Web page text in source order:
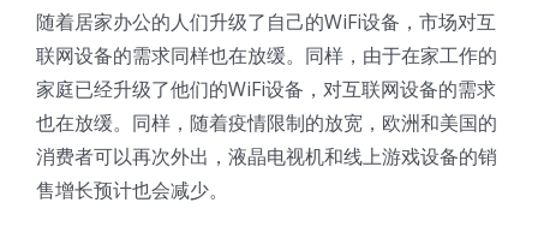
随着居家办公的人们升级了自己的WiFi设备，市场对互
联网设备的需求同样也在放缓。同样，由于在家工作的
家庭已经升级了他们的WiFi设备，对互联网设备的需求
也在放缓。同样，随着疫情限制的放宽，欧洲和美国的
消费者可以再次外出，液晶电视机和线上游戏设备的销
售增长预计也会减少。